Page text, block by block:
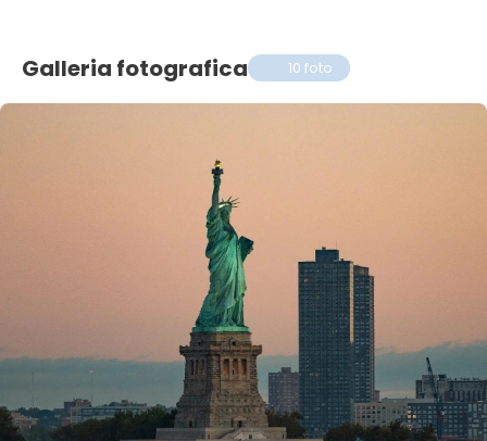
Galleria fotografica 10 foto